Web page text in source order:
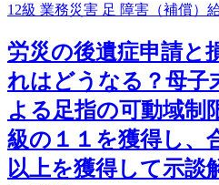
12級 業務災害 足 障害（補償）
労災の後遺症申請と
れはどうなる？母子
よる足指の可動域制
級の１１を獲得し、
以上を獲得して示談